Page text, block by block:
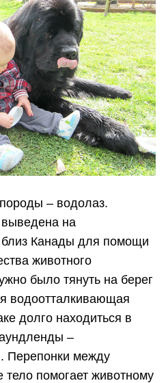
– водолаз.
на
Канады для помощи
животного
было тянуть на берег
водоотталкивающая
долго находиться в
–
Перепонки между
помогает животному